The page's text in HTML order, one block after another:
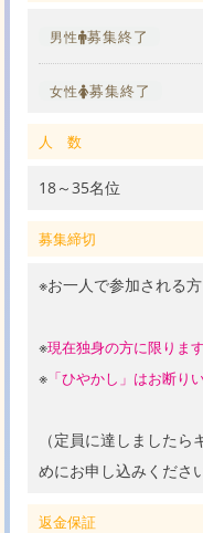
男性 募集終了
女性 募集終了
人 数
18～35名位
募集締切
※お一人で参加される
※現在独身の方に限ります
※「ひやかし」はお断りい
（定員に達しました
めにお申し込みくださ
返金保証